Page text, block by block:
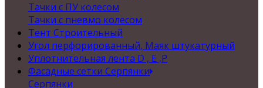
Тачки с ПУ колесом
Тачки с пневмо колесом
Тент Строительный
Угол перфорированный, Маяк штукатурный
Уплотнительная лента D , Е ,P
Фасадные сетки Серпянки
Серпянки